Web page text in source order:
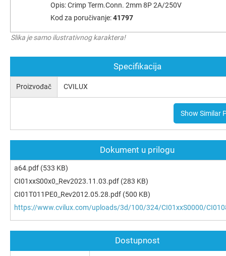
Opis:Crimp Term.Conn. 2mm 8P 2A/250V
Kod za poručivanje:41797
Slika je samo ilustrativnog karaktera!
Specifikacija
Proizvođač CVILUX
Show Similar
Dokument u prilogu
a64.pdf (533 KB)
CI01xxS00x0_Rev2023.11.03.pdf (283 KB)
CI01T011PE0_Rev2012.05.28.pdf (500 KB)
https://www.cvilux.com/uploads/3d/100/324/CI01xxS0000/
Dostupnost